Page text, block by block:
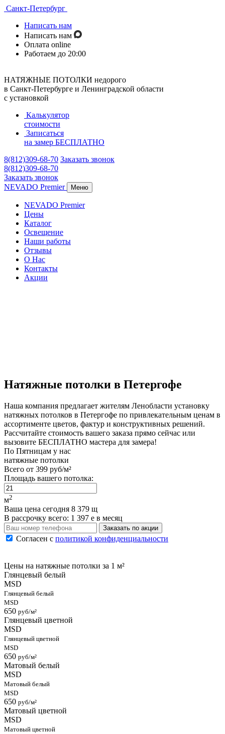
Санкт-Петербург
Написать нам
Написать нам
Оплата online
Работаем до 20:00
НАТЯЖНЫЕ ПОТОЛКИ недорого
в Санкт-Петербурге и Ленинградской области
с установкой
Калькулятор
стоимости
Записаться
на замер БЕСПЛАТНО
8(812)309-68-70 Заказать звонок
8(812)309-68-70
Заказать звонок
NEVADO Premier
Меню
NEVADO Premier
Цены
Каталог
Освещение
Наши работы
Отзывы
О Нас
Контакты
Акции
Натяжные потолки в Петергофе
Наша компания предлагает жителям Ленобласти установку
натяжных потолков в Петергофе по привлекательным ценам в
ассортименте цветов, фактур и конструктивных решений.
Рассчитайте стоимость вашего заказа прямо сейчас или
вызовите БЕСПЛАТНО мастера для замера!
По Пятницам у нас
натяжные потолки
Всего от 399 руб/м²
Площадь вашего потолка:
м2
Ваша цена сегодня 8 379 щ
В рассрочку всего: 1 397 е в месяц
Заказать по акции
Согласен с политикой конфиденциальности
Цены на натяжные потолки за 1 м²
Глянцевый белый
MSD
Глянцевый белый
MSD
650 руб/м²
Глянцевый цветной
MSD
Глянцевый цветной
MSD
650 руб/м²
Матовый белый
MSD
Матовый белый
MSD
650 руб/м²
Матовый цветной
MSD
Матовый цветной